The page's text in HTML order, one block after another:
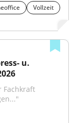
Vollzeit
u.
Fachkraft